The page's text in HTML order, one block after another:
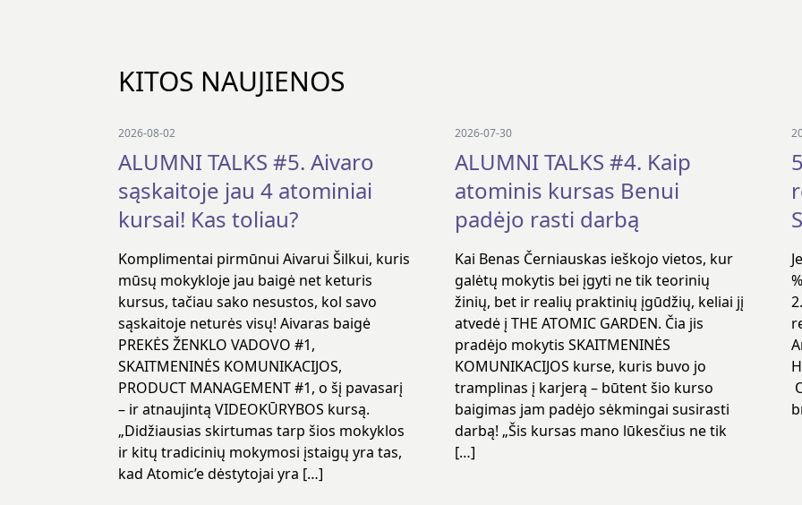
KITOS NAUJIENOS
2026-08-02
ALUMNI TALKS #5. Aivaro
sąskaitoje jau 4 atominiai
kursai! Kas toliau?
Komplimentai pirmūnui Aivarui Šilkui, kuris
mūsų mokykloje jau baigė net keturis
kursus, tačiau sako nesustos, kol savo
sąskaitoje neturės visų! Aivaras baigė
PREKĖS ŽENKLO VADOVO #1,
SKAITMENINĖS KOMUNIKACIJOS,
PRODUCT MANAGEMENT #1, o šį pavasarį
– ir atnaujintą VIDEOKŪRYBOS kursą.
„Didžiausias skirtumas tarp šios mokyklos
ir kitų tradicinių mokymosi įstaigų yra tas,
kad Atomic’e dėstytojai yra […]
2026-07-30
ALUMNI TALKS #4. Kaip
atominis kursas Benui
padėjo rasti darbą
Kai Benas Černiauskas ieškojo vietos, kur
galėtų mokytis bei įgyti ne tik teorinių
žinių, bet ir realių praktinių įgūdžių, keliai jį
atvedė į THE ATOMIC GARDEN. Čia jis
pradėjo mokytis SKAITMENINĖS
KOMUNIKACIJOS kurse, kuris buvo jo
tramplinas į karjerą – būtent šio kurso
baigimas jam padėjo sėkmingai susirasti
darbą! „Šis kursas mano lūkesčius ne tik
[…]